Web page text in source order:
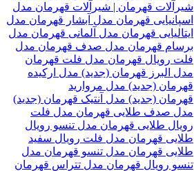
شیرآلات قهرمان | شیرآلات قهرمان مدل
اسپانیایی قهرمان مدل آبشار قهرمان مدل
ایتالیایی قهرمان مدل آلمانی قهرمان مدل
برسام قهرمان مدل صدف قهرمان مدل
فلت رویال قهرمان مدل فلت قهرمان
مدل البرز قهرمان (جدید) مدل ارکیده
قهرمان (جدید) مدل مروارید
قهرمان (جدید) مدل آنتیک قهرمان (جدید)
مدل صدف طلایی قهرمان مدل فلت
رویال طلایی قهرمان مدل تنسو رویال
طلایی قهرمان مدل فلت رویال سفید
طلایی قهرمان مدل تنسو قهرمان مدل
تنسو رویال قهرمان مدل تتراس قهرمان